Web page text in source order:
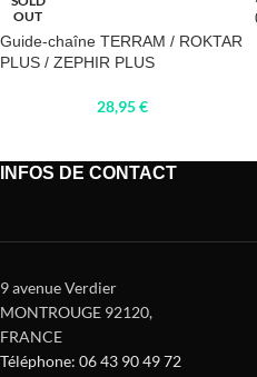
OUT
Guide-chaîne TERRAM / ROKTAR
PLUS / ZEPHIR PLUS
28,95€
INFOS DE CONTACT
9 avenue Verdier
MONTROUGE 92120,
FRANCE
Téléphone: 06 43 90 49 72